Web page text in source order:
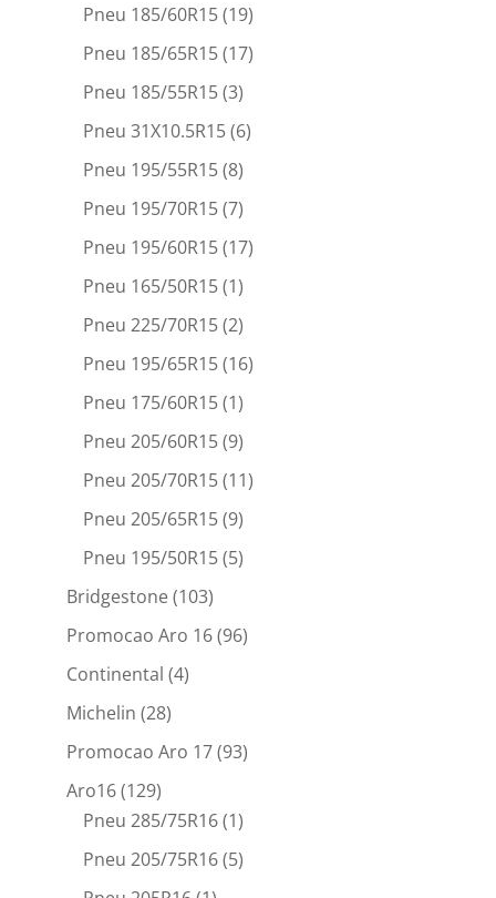
Pneu 185/60R15(19)
Pneu 185/65R15(17)
Pneu 185/55R15(3)
Pneu 31X10.5R15(6)
Pneu 195/55R15(8)
Pneu 195/70R15(7)
Pneu 195/60R15(17)
Pneu 165/50R15(1)
Pneu 225/70R15(2)
Pneu 195/65R15(16)
Pneu 175/60R15(1)
Pneu 205/60R15(9)
Pneu 205/70R15(11)
Pneu 205/65R15(9)
Pneu 195/50R15(5)
Bridgestone(103)
Promocao Aro 16(96)
Continental (4)
Michelin (28)
Promocao Aro 17(93)
Aro16(129)
Pneu 285/75R16(1)
Pneu 205/75R16(5)